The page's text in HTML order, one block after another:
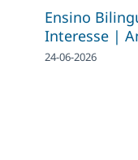
Ensino
Interesse |
24-06-2026